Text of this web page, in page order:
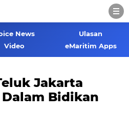
News
Ulasan
Video eMaritim Apps
Jakarta
Bidikan